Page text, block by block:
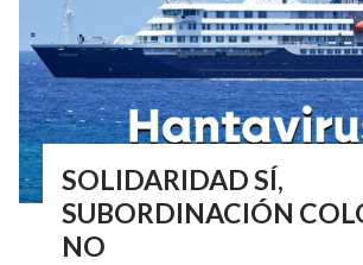
SOLIDARIDAD SÍ,
SUBORDINACIÓN
NO